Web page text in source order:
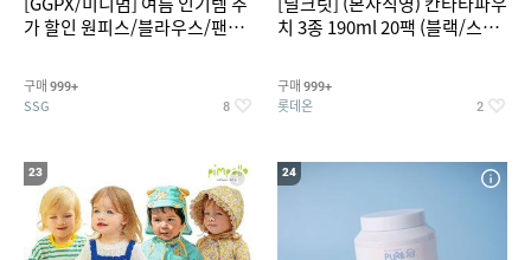
가 할인 원피스/블라우스/팬츠
구매 999+
SSG 8
치 3종 190ml 20팩 (블랙/스위
구매 999+
롯데온 2
23 24